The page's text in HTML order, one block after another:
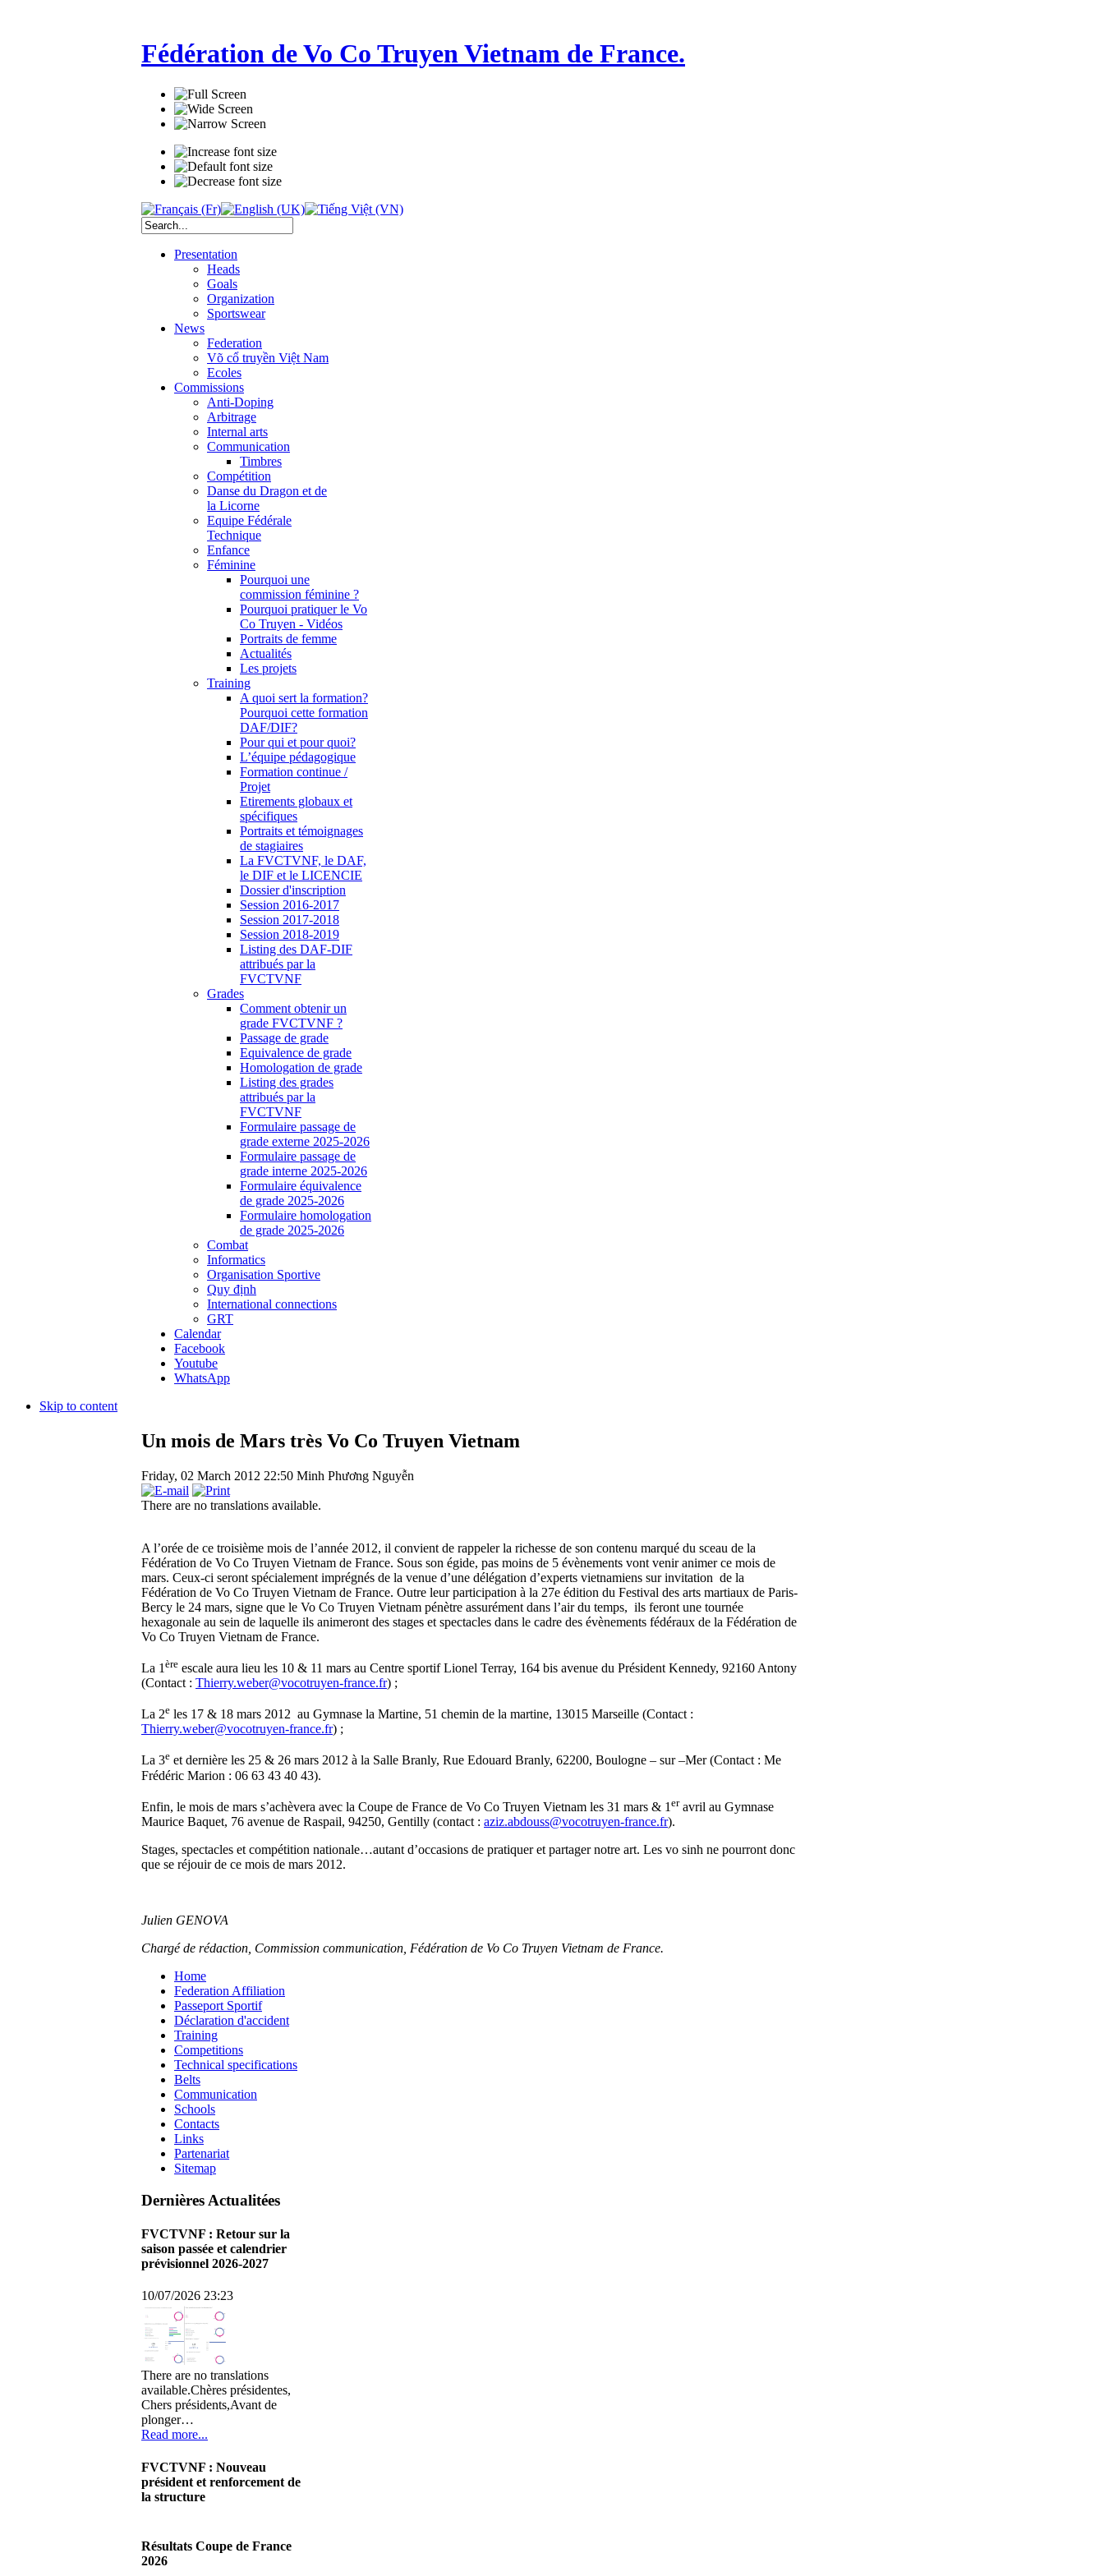
Fédération de Vo Co Truyen Vietnam de France.
Presentation
Heads
Goals
Organization
Sportswear
News
Federation
Võ cổ truyền Việt Nam
Ecoles
Commissions
Anti-Doping
Arbitrage
Internal arts
Communication
Timbres
Compétition
Danse du Dragon et de
la Licorne
Equipe Fédérale
Technique
Enfance
Féminine
Pourquoi une
commission féminine ?
Pourquoi pratiquer le Vo
Co Truyen - Vidéos
Portraits de femme
Actualités
Les projets
Training
A quoi sert la formation?
Pourquoi cette formation
DAF/DIF?
Pour qui et pour quoi?
L’équipe pédagogique
Formation continue /
Projet
Etirements globaux et
spécifiques
Portraits et témoignages
de stagiaires
La FVCTVNF, le DAF,
le DIF et le LICENCIE
Dossier d'inscription
Session 2016-2017
Session 2017-2018
Session 2018-2019
Listing des DAF-DIF
attribués par la
FVCTVNF
Grades
Comment obtenir un
grade FVCTVNF ?
Passage de grade
Equivalence de grade
Homologation de grade
Listing des grades
attribués par la
FVCTVNF
Formulaire passage de
grade externe 2025-2026
Formulaire passage de
grade interne 2025-2026
Formulaire équivalence
de grade 2025-2026
Formulaire homologation
de grade 2025-2026
Combat
Informatics
Organisation Sportive
Quy định
International connections
GRT
Calendar
Facebook
Youtube
WhatsApp
Skip to content
Un mois de Mars très Vo Co Truyen Vietnam
Friday, 02 March 2012 22:50 Minh Phương Nguyễn
There are no translations available.
A l’orée de ce troisième mois de l’année 2012, il convient de rappeler la richesse de son contenu marqué du sceau de la
Fédération de Vo Co Truyen Vietnam de France. Sous son égide, pas moins de 5 évènements vont venir animer ce mois de
mars. Ceux-ci seront spécialement imprégnés de la venue d’une délégation d’experts vietnamiens sur invitation de la
Fédération de Vo Co Truyen Vietnam de France. Outre leur participation à la 27e édition du Festival des arts martiaux de Paris-
Bercy le 24 mars, signe que le Vo Co Truyen Vietnam pénètre assurément dans l’air du temps, ils feront une tournée
hexagonale au sein de laquelle ils animeront des stages et spectacles dans le cadre des évènements fédéraux de la Fédération de
Vo Co Truyen Vietnam de France.
La 1 ère escale aura lieu les 10 & 11 mars au Centre sportif Lionel Terray, 164 bis avenue du Président Kennedy, 92160 Antony
(Contact : Thierry.weber@vocotruyen-france.fr) ;
La 2e les 17 & 18 mars 2012 au Gymnase la Martine, 51 chemin de la martine, 13015 Marseille (Contact :
Thierry.weber@vocotruyen-france.fr) ;
La 3e et dernière les 25 & 26 mars 2012 à la Salle Branly, Rue Edouard Branly, 62200, Boulogne – sur –Mer (Contact : Me
Frédéric Marion : 06 63 43 40 43).
Enfin, le mois de mars s’achèvera avec la Coupe de France de Vo Co Truyen Vietnam les 31 mars & 1 eravril au Gymnase
Maurice Baquet, 76 avenue de Raspail, 94250, Gentilly (contact : aziz.abdouss@vocotruyen-france.fr).
Stages, spectacles et compétition nationale…autant d’occasions de pratiquer et partager notre art. Les vo sinh ne pourront donc
que se réjouir de ce mois de mars 2012.
Julien GENOVA
Chargé de rédaction, Commission communication, Fédération de Vo Co Truyen Vietnam de France.
Home
Federation Affiliation
Passeport Sportif
Déclaration d'accident
Training
Competitions
Technical specifications
Belts
Communication
Schools
Contacts
Links
Partenariat
Sitemap
Dernières Actualitées
FVCTVNF : Retour sur la
saison passée et calendrier
prévisionnel 2026-2027
10/07/2026 23:23
There are no translations
available.Chères présidentes,
Chers présidents,Avant de
plonger…
Read more...
FVCTVNF : Nouveau
président et renforcement de
la structure
There are no translations
available.Chères Présidentes,
Résultats Coupe de France
2026